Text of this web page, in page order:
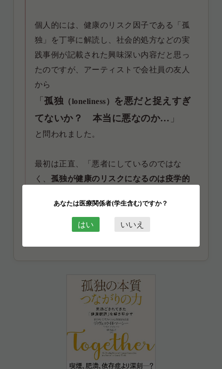
個人的には、健康のリスク因子である「孤
独」を丁寧に解読し、社会的処方などの実
践事例が記載された興味深い内容だと思っ
たのですが、アーティストで会社員の友人
から
「孤独 （loneliness）
を悪だと捉えすぎ
てないか？ 本当に悪なのか… 」
と問われました。
最初は正直、「悪者にしているのではな
く、 孤独が健康のリスクになるのは疫学的
の何が悪いのか？ 押しつけているわけで
」と反発しそうに…いえ実際に少し
あなたは医療関係者(学生含む)ですか？
はい いいえ